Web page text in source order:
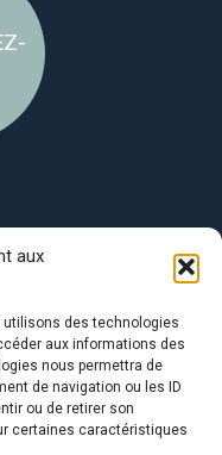
aux
utilisons des technologies
aux informations des
nous permettra de
de navigation ou les ID
ou de retirer son
certaines caractéristiques